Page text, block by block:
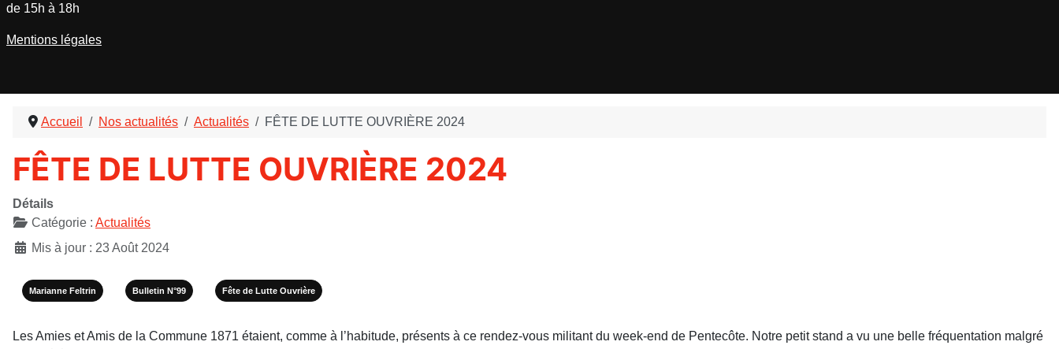
Accueil Nos actualités Actualités FÊTE DE LUTTE OUVRIÈRE 2024
FÊTE DE LUTTE OUVRIÈRE 2024
Détails
Catégorie : Actualités
Mis à jour : 23 Août 2024
Marianne Feltrin Bulletin N°99 Fête de Lutte Ouvrière
Les Amies et Amis de la Commune 1871 étaient, comme à l’habitude, présents à ce rendez-vous militant du week-end de Pentecôte. Notre petit stand a vu une belle fréquentation malgré
de 15h à 18h
Mentions légales